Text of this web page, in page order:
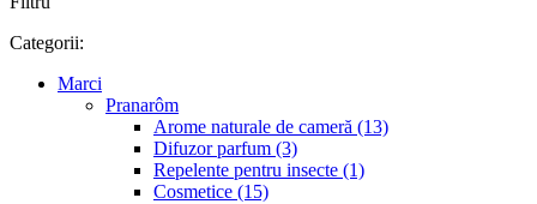
Categorii:
Marci
Pranarôm
Arome naturale de cameră (13)
Difuzor parfum (3)
Repelente pentru insecte (1)
Cosmetice (15)